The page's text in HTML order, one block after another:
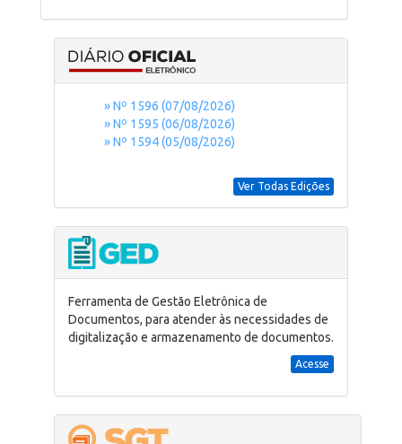
» Nº 1596 (07/08/2026)
» Nº 1595 (06/08/2026)
» Nº 1594 (05/08/2026)
Ver Todas Edições
Ferramenta de Gestão Eletrônica de
Documentos, para atender às necessidades de
digitalização e armazenamento de documentos.
Acesse